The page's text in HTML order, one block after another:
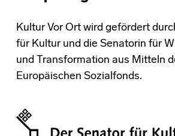
Kultur Vor Ort wird gefördert
für Kultur und die Senatorin für
und Transformation aus Mitteln
Europäischen Sozialfonds.